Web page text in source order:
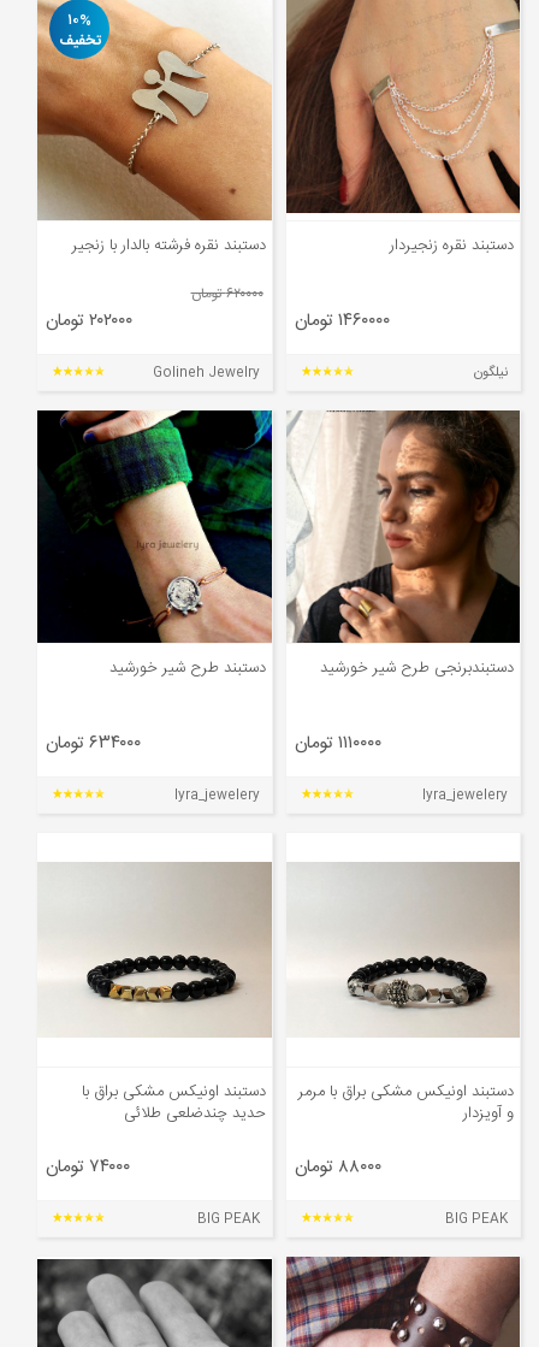
مجله
محصولات تازه رسیده
ورود به پنل تامین کنندگان
ورود به پنل همکاران فروش
سوالات متداول
درباره ما
دستبند نقره زنجیردار
۱۴۶۰۰۰۰ تومان
نیلگون
دستبند نقره فرشته بالدار با زنجیر
۱۰%
تخفیف
۶۲۰۰۰۰ تومان
۲۰۲۰۰۰ تومان
Golineh Jewelry
دستبندبرنجی طرح شیر خورشید
۱۱۱۰۰۰۰ تومان
lyra_jewelery
دستبند طرح شیر خورشید
۶۳۴۰۰۰ تومان
lyra_jewelery
دستبند اونیکس مشکی براق با مرمر
و آویزدار
۸۸۰۰۰ تومان
BIG PEAK
دستبند اونیکس مشکی براق با
حدید چندضلعی طلائی
۷۴۰۰۰ تومان
BIG PEAK